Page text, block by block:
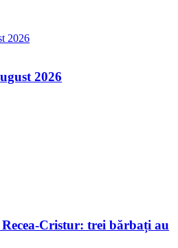
2026
Cristur: trei bărbați au